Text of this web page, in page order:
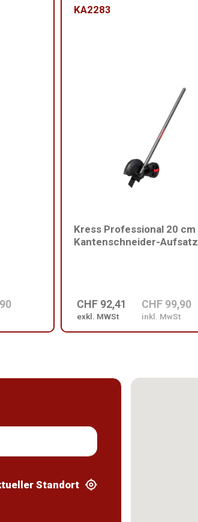
KA2283
Kress Professional 20 cm
Kantenschneider-Aufsatz
CHF 92,41
exkl. MWSt
CHF 99,90
inkl. MwSt
Standort